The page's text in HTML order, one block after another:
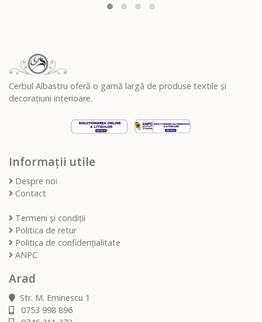
Cerbul Albastru oferă o gamă largă de produse textile și
decorațiuni interioare.
Informații utile
Despre noi
Contact
Termeni și condiții
Politica de retur
Politica de confidențialitate
ANPC
Arad
Str. M. Eminescu 1
0753 998 896